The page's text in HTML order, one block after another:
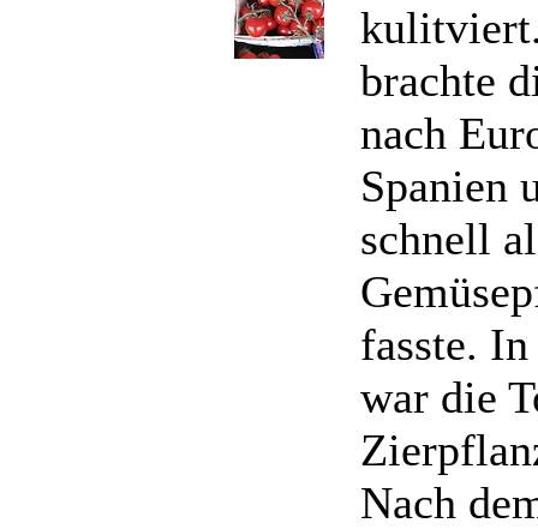
brachte
nach
Spanien
schnell
fasste.
war die
Nach